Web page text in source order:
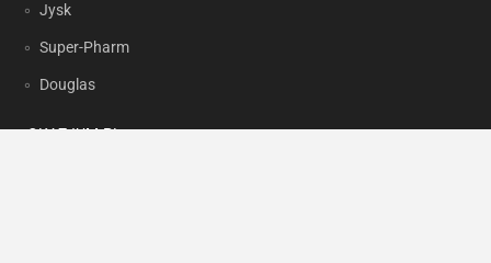
Jysk
Super-Pharm
Douglas
OKAZJUM.PL